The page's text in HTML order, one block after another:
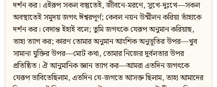
দর্শন কর। এইরূপ সকল বস্তুতেই, জীবনে-মরণে, সুখে-দুঃখে—সকল
অবস্থাতেই সমুদয় জগৎ ঈশ্বরপূর্ণ; কেবল নয়ন উন্মীলন করিয়া তাঁহাকে
দর্শন কর। বেদান্ত ইহাই বলে; তুমি জগৎকে যেরূপ অনুমান করিয়াছ,
তাহা ত্যাগ কর; কারণ তোমার অনুমান আংশিক অনুভূতির উপর—খুব
সামান্য যুক্তির উপর—মোট কথা, তোমার নিজের দুর্বলতার উপর
প্রতিষ্ঠিত। ঐ আনুমানিক জ্ঞান ত্যাগ কর—আমরা এতদিন জগৎকে
যেরূপ ভাবিতেছিলাম, এতদিন যে-জগতে আসক্ত ছিলাম, তাহা আমাদের